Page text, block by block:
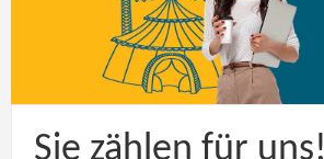
Sie zählen für uns!